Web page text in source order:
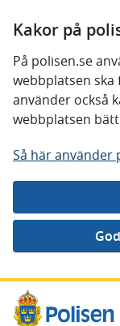
Kakor på
På polisen.se
webbplatsen ska
använder också
webbplatsen
Så här använder
Gå direkt till